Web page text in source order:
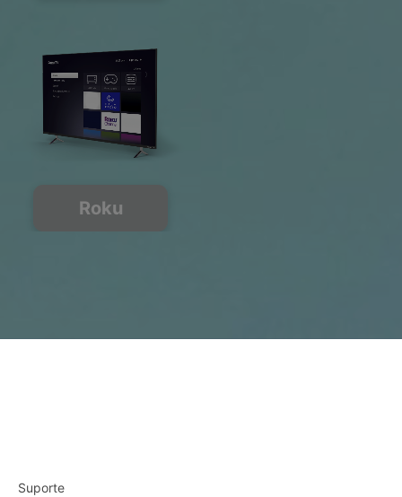
Roku
Suporte